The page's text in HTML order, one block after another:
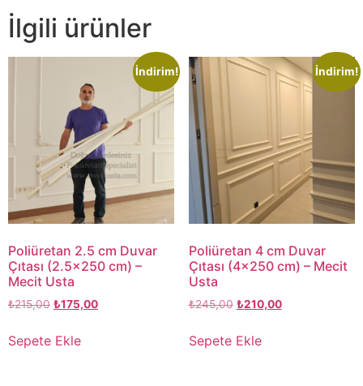
İlgili ürünler
İndirim!
Poliüretan 2.5 cm Duvar
Çıtası (2.5×250 cm) –
Mecit Usta
₺215,00 ₺175,00
Sepete Ekle
İndirim!
Poliüretan 4 cm Duvar
Çıtası (4×250 cm) – Mecit
Usta
₺245,00 ₺210,00
Sepete Ekle